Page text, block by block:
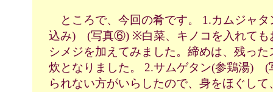
ところで、今回の肴です。 1.カムジャタ
込み) (写真⑥) ※白菜、キノコを入れても
シメジを加えてみました。締めは、残っ
炊となりました。 2.サムゲタン(参鶏湯)
られない方がいらしたので、身をほぐし